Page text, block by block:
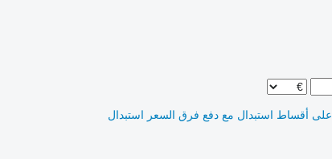
على أقساط استبدال مع دفع فرق السعر استبدال